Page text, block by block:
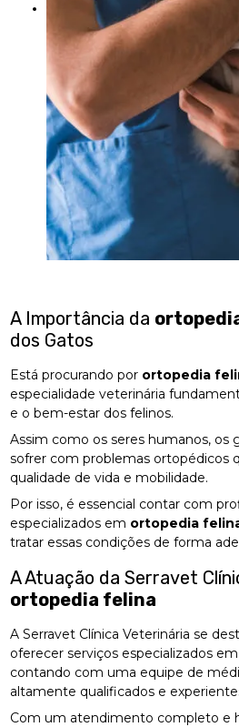
A Importância da
dos Gatos
Está procurando por ortopedia
especialidade veterinária
e o bem-estar dos felinos.
Assim como os seres humanos,
sofrer com problemas ortopédicos
qualidade de vida e mobilidade.
Por isso, é essencial contar com
especializados em ortopedia
tratar essas condições de forma
A Atuação da Serravet
ortopedia felina
A Serravet Clínica Veterinária se
oferecer serviços especializados em
contando com uma equipe de
altamente qualificados e
Com um atendimento completo e